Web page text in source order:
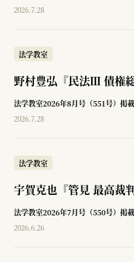
2026.7.28
法学教室
野村豊弘『民法Ⅲ 債権総
法学教室2026年8月号（551号）掲載
2026.7.28
法学教室
宇賀克也『管見 最高裁判
法学教室2026年7月号（550号）掲載
2026.6.26